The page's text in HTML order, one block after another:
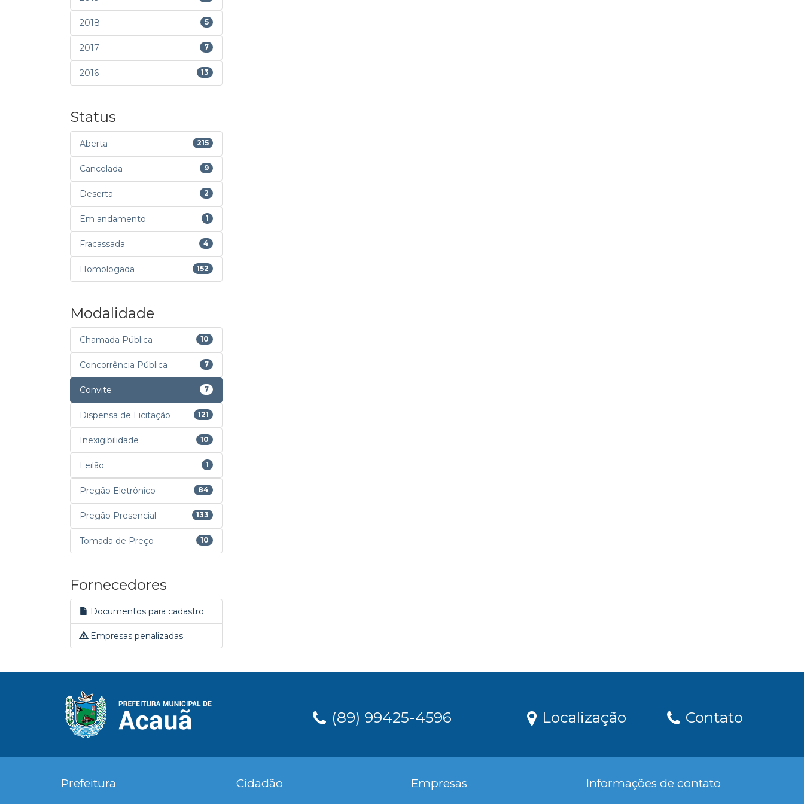
2018 5
2017 7
2016 13
Status
Aberta 215
Cancelada 9
Deserta 2
Em andamento 1
Fracassada 4
Homologada 152
Modalidade
Chamada Pública 10
Concorrência Pública 7
Convite 7
Dispensa de Licitação 121
Inexigibilidade 10
Leilão 1
Pregão Eletrônico 84
Pregão Presencial 133
Tomada de Preço 10
Fornecedores
Documentos para cadastro
Empresas penalizadas
(89) 99425-4596 Localização Contato
Prefeitura Cidadão Empresas Informações de contato